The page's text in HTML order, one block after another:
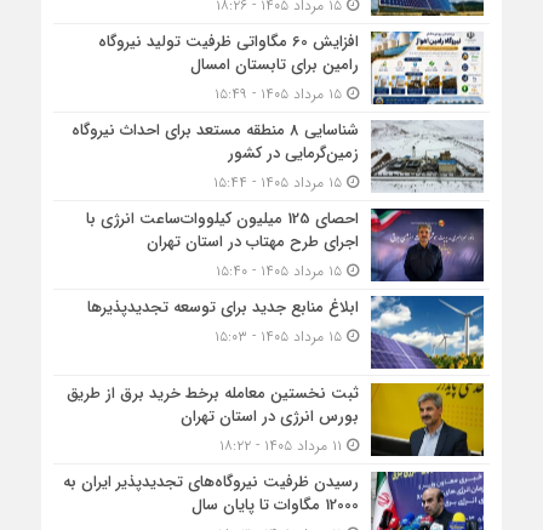
۱۵ مرداد ۱۴۰۵ - ۱۸:۲۶
افزایش 60 مگاواتی ظرفیت تولید نیروگاه
رامین برای تابستان امسال
۱۵ مرداد ۱۴۰۵ - ۱۵:۴۹
شناسایی 8 منطقه مستعد برای احداث نیروگاه
زمین‌گرمایی در کشور
۱۵ مرداد ۱۴۰۵ - ۱۵:۴۴
احصای 125 میلیون کیلووات‌ساعت انرژی با
اجرای طرح مهتاب در استان تهران
۱۵ مرداد ۱۴۰۵ - ۱۵:۴۰
ابلاغ منابع جدید برای توسعه تجدیدپذیرها
۱۵ مرداد ۱۴۰۵ - ۱۵:۰۳
ثبت نخستین معامله برخط خرید برق از طریق
بورس انرژی در استان تهران
رسیدن ظرفیت نیروگاه‌های تجدیدپذیر ایران به
12000 مگاوات تا پایان سال